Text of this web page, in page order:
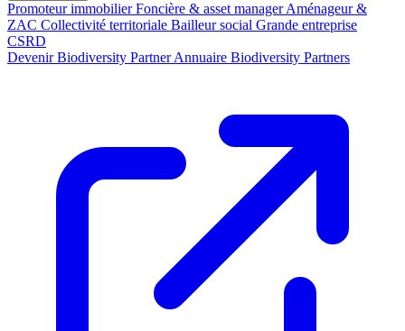
Promoteur immobilierFoncière & asset managerAménageur &
ZAC Collectivité territoriale Bailleur social Grande entreprise
CSRD
Devenir Biodiversity PartnerAnnuaire Biodiversity Partners